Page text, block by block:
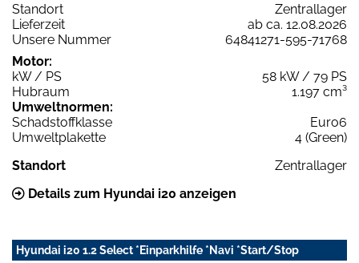
Standort
Zentrallager
Lieferzeit
ab ca. 12.08.2026
Unsere Nummer
64841271-595-71768
Motor:
kW / PS
58 kW / 79 PS
Hubraum
1.197 cm³
Umweltnormen:
Schadstoffklasse
Euro6
Umweltplakette
4 (Green)
Standort
Zentrallager
Details zum Hyundai i20 anzeigen
Hyundai i20 1.2 Select *Einparkhilfe *Navi *Start/Stop